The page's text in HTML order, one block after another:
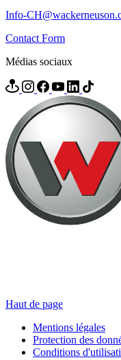
Info-
Contact Form
Médias sociaux
Haut de page
Mentions légales
Protection des
Conditions